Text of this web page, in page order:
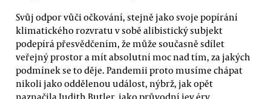
Svůj odpor vůči očkování, stejně jako svoje popírání
klimatického rozvratu v sobě alibistický subjekt
podepírá přesvědčením, že může současně sdílet
veřejný prostor a mít absolutní moc nad tím, za jakých
podmínek se to děje. Pandemii proto musíme chápat
nikoli jako oddělenou událost, nýbrž, jak opět